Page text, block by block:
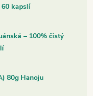
60 kapslí
– 100% čistý
80g Hanoju